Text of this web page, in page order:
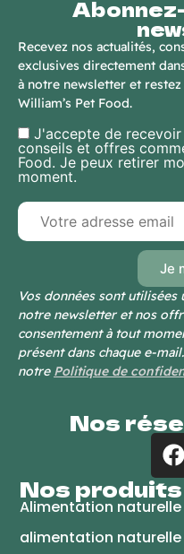
Recevez nos actualités,
exclusives directement
à notre newsletter et restez
William’s Pet Food.
J'accepte de
conseils et offres
Food. Je peux retirer
moment.
Vos données sont
notre newsletter et nos
consentement à tout
présent dans chaque e-
notre Politique de
Nos
Nos produits
Alimentation naturelle
alimentation